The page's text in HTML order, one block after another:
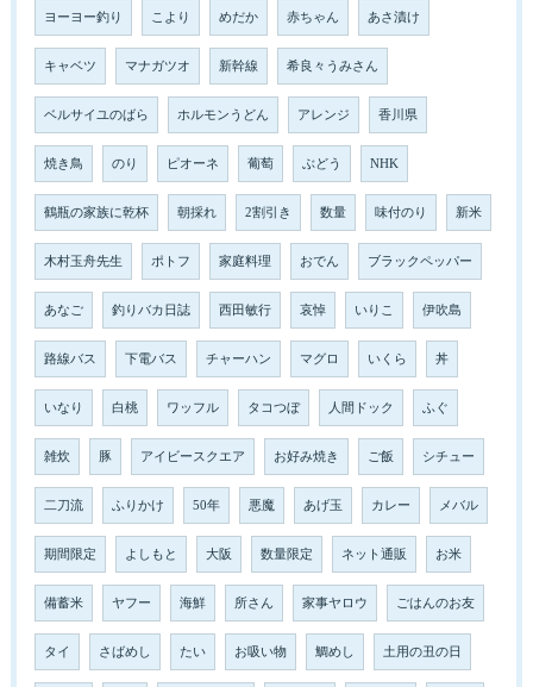
ヨーヨー釣り こより めだか 赤ちゃん あさ漬け
キャベツ マナガツオ 新幹線 希良々うみさん
ベルサイユのばら ホルモンうどん アレンジ 香川県
焼き鳥 のり ピオーネ 葡萄 ぶどう NHK
鶴瓶の家族に乾杯 朝採れ 2割引き 数量 味付のり 新米
木村玉舟先生 ポトフ 家庭料理 おでん ブラックペッパー
あなご 釣りバカ日誌 西田敏行 哀悼 いりこ 伊吹島
路線バス 下電バス チャーハン マグロ いくら 丼
いなり 白桃 ワッフル タコつぼ 人間ドック ふぐ
雑炊 豚 アイビースクエア お好み焼き ご飯 シチュー
二刀流 ふりかけ 50年 悪魔 あげ玉 カレー メバル
期間限定 よしもと 大阪 数量限定 ネット通販 お米
備蓄米 ヤフー 海鮮 所さん 家事ヤロウ ごはんのお友
タイ さばめし たい お吸い物 鯛めし 土用の丑の日